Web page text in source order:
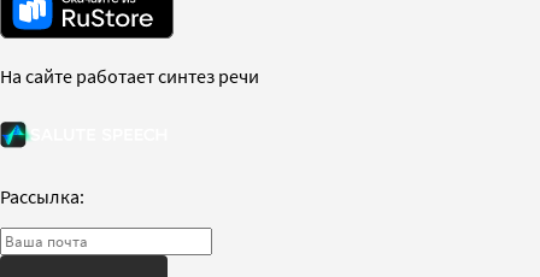
На сайте работает синтез речи
Рассылка: